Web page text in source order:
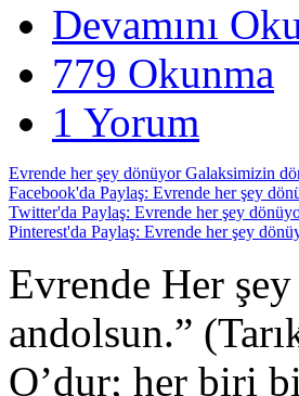
Devamını
779 Okunma
1 Yorum
Evrende her şey dönüyor Galaksimizin
Facebook'da Paylaş: Evrende her şey
Twitter'da Paylaş: Evrende her şey
Pinterest'da Paylaş: Evrende her şey
Evrende Her
andolsun.”
O’dur; her biri